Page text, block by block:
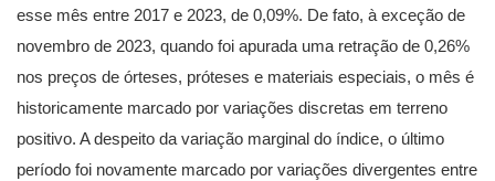
esse mês entre 2017 e 2023, de 0,09%. De fato, à exceção de
novembro de 2023, quando foi apurada uma retração de 0,26%
nos preços de órteses, próteses e materiais especiais, o mês é
historicamente marcado por variações discretas em terreno
positivo. A despeito da variação marginal do índice, o último
período foi novamente marcado por variações divergentes entre